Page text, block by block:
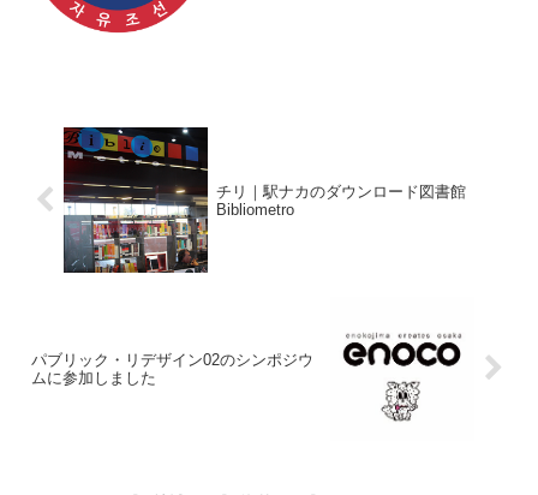
チリ｜駅ナカのダウンロード図書館
Bibliometro
パブリック・リデザイン02のシンポジウ
ムに参加しました